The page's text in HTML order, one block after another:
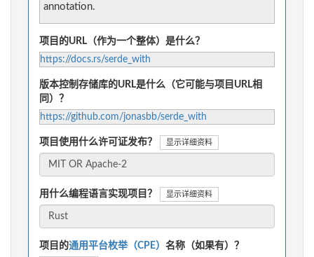
annotation.
项目的URL（作为一个整体）是什么？
https://docs.rs/serde_with
版本控制存储库的URL是什么（它可能与项目URL相
同）？
https://github.com/jonasbb/serde_with
项目使用什么许可证发布？ 显示详细资料
用什么编程语言实现项目？ 显示详细资料
项目的通用平台枚举（CPE） 名称（如果有）？